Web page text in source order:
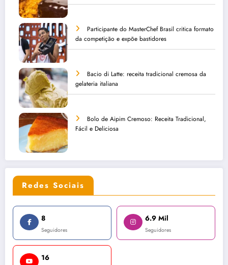
Participante do MasterChef Brasil critica formato
da competição e expõe bastidores
Bacio di Latte: receita tradicional cremosa da
gelateria italiana
Bolo de Aipim Cremoso: Receita Tradicional,
Fácil e Deliciosa
Redes Sociais
8
Seguidores
6.9 Mil
Seguidores
16